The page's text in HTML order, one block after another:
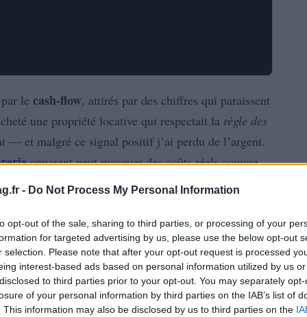
- Do Not Process My Personal Information
opt-out of the sale, sharing to third parties, or processing of your
for targeted advertising by us, please use the below opt-out
selection. Please note that after your opt-out request is processed
interest-based ads based on personal information utilized by us
to third parties prior to your opt-out. You may separately
of your personal information by third parties on the IAB’s list of
This information may also be disclosed by us to third parties on the
le cash-flow, attirés par des chiffres qui paraissent
une propriété locative qui respectait la règle des
— et malgré ce signal positif j’ai perdu de l’argent.
apparent peut masquer des coûts réels comme
ou des charges de financement.
en tête que l’objectif d’un investisseur n’est pas
unrendement durable et une
aguerris combinent la mesure ducash-on-cash avec
de marché. On va ici détailler ces éléments pour
rationnelle.